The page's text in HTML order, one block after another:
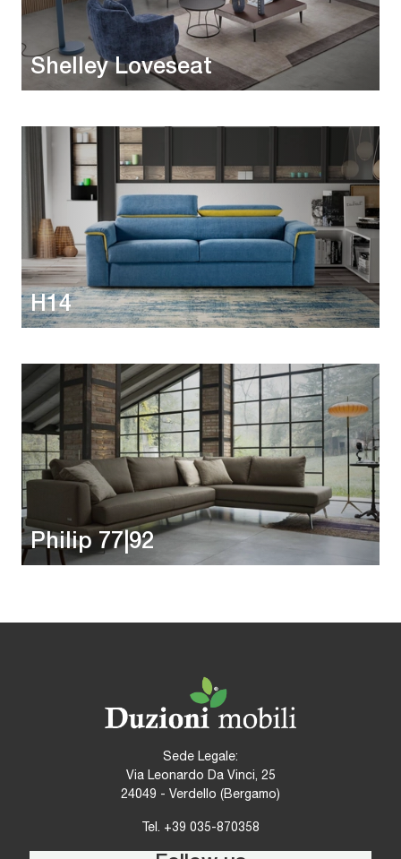
Shelley Loveseat
H14
Philip 77|92
Sede Legale:
Via Leonardo Da Vinci, 25
24049 - Verdello (Bergamo)
Tel. +39 035-870358